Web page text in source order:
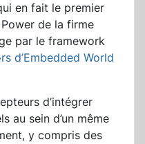
en fait le premier
de la firme
par le framework
d’Embedded World
d’intégrer
au sein d’un même
y compris des